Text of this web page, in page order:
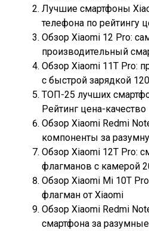
Лучшие смартфоны
телефона по рейтингу
Обзор Xiaomi 12 Pro:
производительный
Обзор Xiaomi 11T Pro:
с быстрой зарядкой
ТОП-25 лучших
Рейтинг цена-качество
Обзор Xiaomi Redmi
компоненты за
Обзор Xiaomi 12T Pro:
флагманов с камерой
Обзор Xiaomi Mi 10T
флагман от Xiaomi
Обзор Xiaomi Redmi
смартфона за